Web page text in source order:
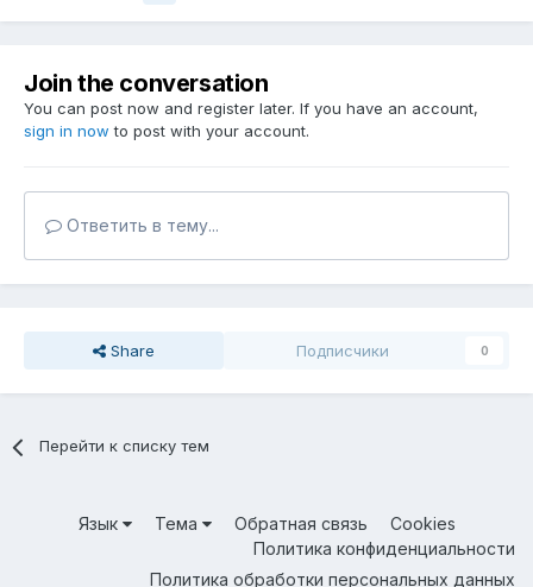
Join the conversation
You can post now and register later. If you have an account,
sign in now to post with your account.
Ответить в тему...
Share Подписчики 0
Перейти к списку тем
Язык Тема Обратная связь
Cookies
Политика конфиденциальности
Политика обработки персональных данных